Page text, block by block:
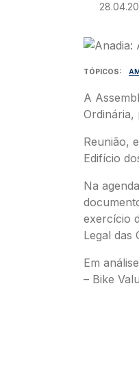
Imagem
TÓPICOS
A
Ordinária,
Reunião,
Edifício
Na
exercício
Legal das
Em
– Bike